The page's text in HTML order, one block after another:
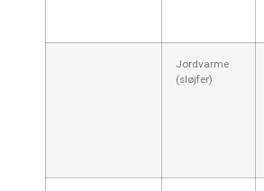
Jordvarme
(sløjfer)